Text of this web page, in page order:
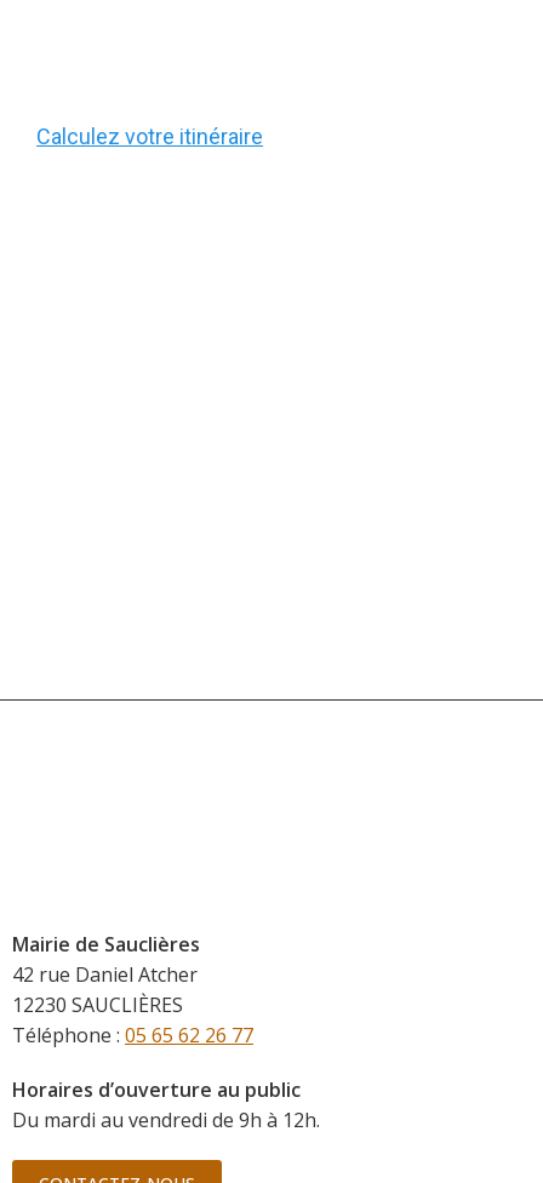
Calculez votre itinéraire
Mairie de Sauclières
42 rue Daniel Atcher
12230 SAUCLIÈRES
Téléphone : 05 65 62 26 77
Horaires d’ouverture au public
Du mardi au vendredi de 9h à 12h.